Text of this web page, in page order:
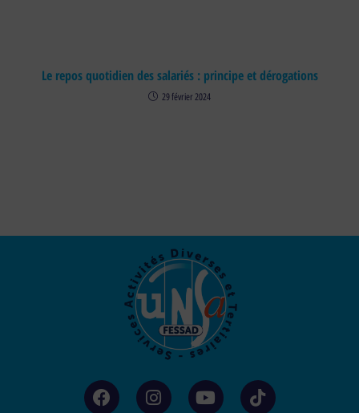
Le repos quotidien des salariés : principe et dérogations
29 février 2024